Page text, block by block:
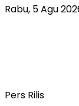
Rabu, 5 Agu
Pers Rilis